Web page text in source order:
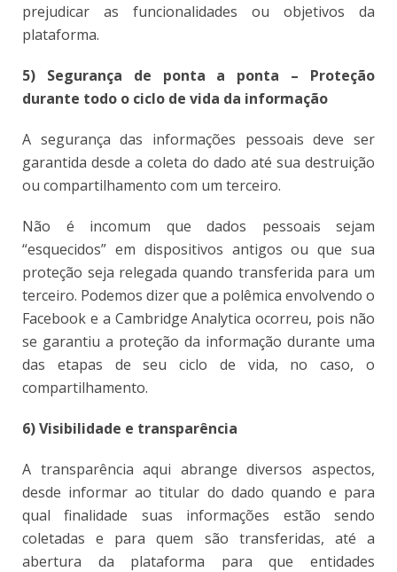
prejudicar as funcionalidades ou objetivos da
plataforma.
5) Segurança de ponta a ponta – Proteção
durante todo o ciclo de vida da informação
A segurança das informações pessoais deve ser
garantida desde a coleta do dado até sua destruição
ou compartilhamento com um terceiro.
Não é incomum que dados pessoais sejam
“esquecidos” em dispositivos antigos ou que sua
proteção seja relegada quando transferida para um
terceiro. Podemos dizer que a polêmica envolvendo o
Facebook e a Cambridge Analytica ocorreu, pois não
se garantiu a proteção da informação durante uma
das etapas de seu ciclo de vida, no caso, o
compartilhamento.
6) Visibilidade e transparência
A transparência aqui abrange diversos aspectos,
desde informar ao titular do dado quando e para
qual finalidade suas informações estão sendo
coletadas e para quem são transferidas, até a
abertura da plataforma para que entidades